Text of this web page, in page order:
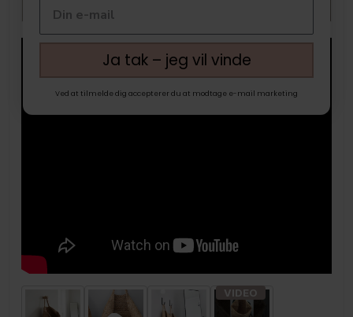
Ja tak – jeg vil vinde
Ved at tilmelde dig accepterer du at modtage e-mail marketing